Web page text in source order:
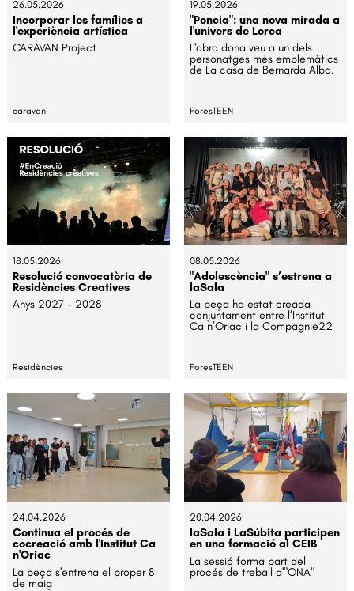
26.05.2026
Incorporar les famílies a
l'experiència artística
CARAVAN Project
caravan
19.05.2026
"Poncia": una nova mirada a
l'univers de Lorca
L'obra dona veu a un dels
personatges més emblemàtics
de La casa de Bernarda Alba.
ForesTEEN
18.05.2026
Resolució convocatòria de
Residències Creatives
Anys 2027 - 2028
Residències
08.05.2026
"Adolescència" s’estrena a
laSala
La peça ha estat creada
conjuntament entre l’Institut
Ca n’Oriac i la Compagnie22
ForesTEEN
24.04.2026
Continua el procés de
cocreació amb l'Institut Ca
n'Oriac
La peça s'entrena el proper 8
de maig
20.04.2026
laSala i LaSúbita participen
en una formació al CEIB
La sessió forma part del
procés de treball d'"ONA"